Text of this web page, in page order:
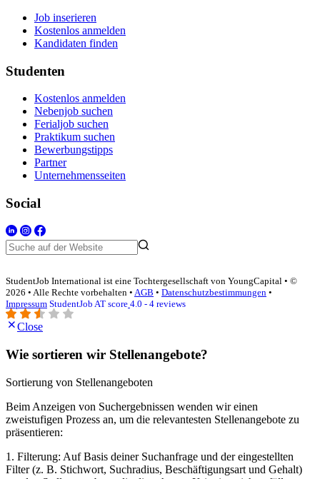
Job inserieren
Kostenlos anmelden
Kandidaten finden
Studenten
Kostenlos anmelden
Nebenjob suchen
Ferialjob suchen
Praktikum suchen
Bewerbungstipps
Partner
Unternehmensseiten
Social
StudentJob International ist eine Tochtergesellschaft von YoungCapital • ©
2026 • Alle Rechte vorbehalten • AGB • Datenschutzbestimmungen •
Impressum StudentJob AT score 4.0 - 4 reviews
Close
Wie sortieren wir Stellenangebote?
Sortierung von Stellenangeboten
Beim Anzeigen von Suchergebnissen wenden wir einen
zweistufigen Prozess an, um die relevantesten Stellenangebote zu
präsentieren:
1. Filterung: Auf Basis deiner Suchanfrage und der eingestellten
Filter (z. B. Stichwort, Suchradius, Beschäftigungsart und Gehalt)